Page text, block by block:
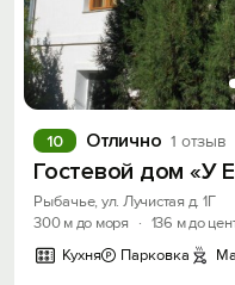
Отлично 1 отзыв
10
Гостевой дом «У
Рыбачье, ул. Лучистая д. 1Г
300 м до моря
· 136 м до
Кухня
Парковка